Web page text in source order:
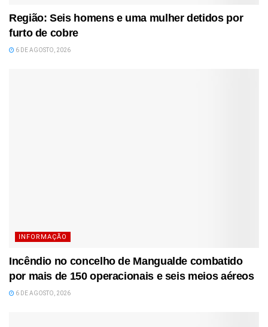
Região: Seis homens e uma mulher detidos por
furto de cobre
6 DE AGOSTO, 2026
INFORMAÇÃO
Incêndio no concelho de Mangualde combatido
por mais de 150 operacionais e seis meios aéreos
6 DE AGOSTO, 2026